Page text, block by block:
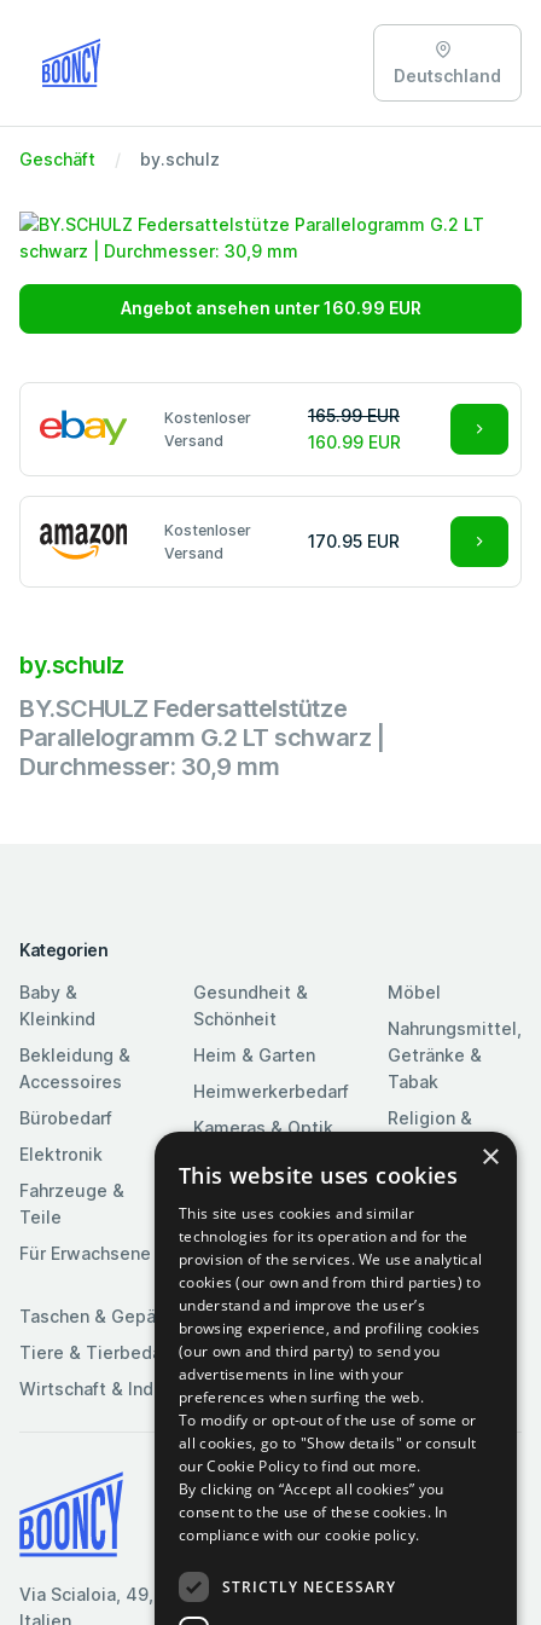
Deutschland
Geschäft by.schulz
Angebot ansehen unter 160.99 EUR
Kostenloser
Versand
165.99 EUR
160.99 EUR
Kostenloser
Versand
170.95 EUR
by.schulz
BY.SCHULZ Federsattelstütze
Parallelogramm G.2 LT schwarz |
Durchmesser: 30,9 mm
Kategorien
Baby &
Kleinkind
Bekleidung &
Accessoires
Bürobedarf
Elektronik
Fahrzeuge &
Teile
Für Erwachsene
Gesundheit &
Schönheit
Heim & Garten
Heimwerkerbedarf
Kameras & Optik
Kunst &
Unterhaltung
Medien
Möbel
Nahrungsmittel,
Getränke &
Tabak
Religion &
Feierlichkeiten
Software
Spielzeuge &
Spiele
Sportartikel
Taschen & Gepäck
Tiere & Tierbedarf
Wirtschaft & Industrie
Via Scialoia, 49, Florenz,
Italien
Bedingungen & Konditionen
Cookie-Richtlinie
Datenschutzrichtlinie
×
This website uses cookies
This site uses cookies and similar
technologies for its operation and for the
provision of the services. We use analytical
cookies (our own and from third parties) to
understand and improve the user’s
browsing experience, and profiling cookies
(our own and third party) to send you
advertisements in line with your
preferences when surfing the web.
To modify or opt-out of the use of some or
all cookies, go to "Show details" or consult
our Cookie Policy to find out more.
By clicking on “Accept all cookies” you
consent to the use of these cookies. In
compliance with our cookie policy.
STRICTLY NECESSARY